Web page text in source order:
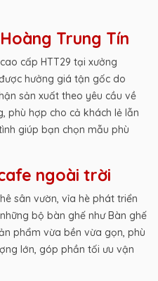
Trung Tín
cấp HTT29 tại xưởng
hưởng giá tận gốc do
sản xuất theo yêu cầu về
phù hợp cho cả khách lẻ lẫn
giúp bạn chọn mẫu phù
ngoài trời
sân vườn, vỉa hè phát triển
bộ bàn ghế như Bàn ghế
phẩm vừa bền vừa gọn, phù
lớn, góp phần tối ưu vận